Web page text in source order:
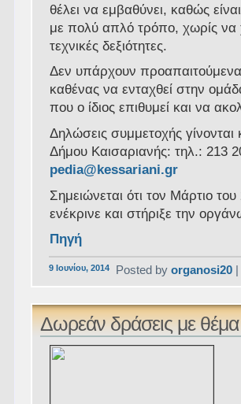
θέλει να εμβαθύνει, καθώς
με πολύ απλό τρόπο, χωρίς να
τεχνικές δεξιότητες.
Δεν υπάρχουν
καθένας να ενταχθεί στην
που ο ίδιος επιθυμεί και να
Δηλώσεις συμμετοχής γίνονται
Δήμου Καισαριανής: τηλ.: 213
pedia@kessariani.gr
Σημειώνεται ότι τον Μάρτιο
ενέκρινε και στήριξε την
Πηγή
9 Ιουνίου, 2014 Posted byorganosi20 |
Δωρεάν δράσεις με